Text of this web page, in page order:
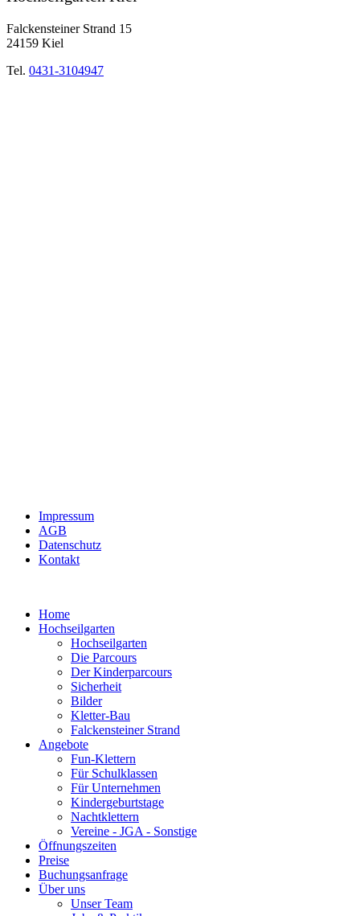
Falckensteiner Strand 15
24159 Kiel
Tel. 0431-3104947
Impressum
AGB
Datenschutz
Kontakt
Home
Hochseilgarten
Hochseilgarten
Die Parcours
Der Kinderparcours
Sicherheit
Bilder
Kletter-Bau
Falckensteiner Strand
Angebote
Fun-Klettern
Für Schulklassen
Für Unternehmen
Kindergeburtstage
Nachtklettern
Vereine - JGA - Sonstige
Öffnungszeiten
Preise
Buchungsanfrage
Über uns
Unser Team